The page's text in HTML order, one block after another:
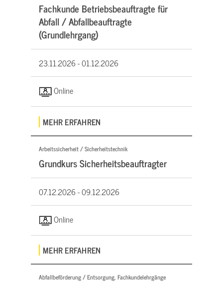
Fachkunde Betriebsbeauftragte für
Abfall / Abfallbeauftragte
(Grundlehrgang)
23.11.2026 -01.12.2026
Online
MEHR ERFAHREN
Arbeitssicherheit / Sicherheitstechnik
Grundkurs Sicherheitsbeauftragter
07.12.2026 -09.12.2026
Online
MEHR ERFAHREN
Abfallbeförderung / Entsorgung, Fachkundelehrgänge